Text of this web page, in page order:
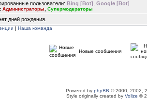
пользователи: Bing [Bot] Google [Bot]
Администраторы Супермодераторы
дней рождения.
| Наша команда
Новые сообщения
Powered by phpBB © 2000, 2002,
Style originally created by Volize ©